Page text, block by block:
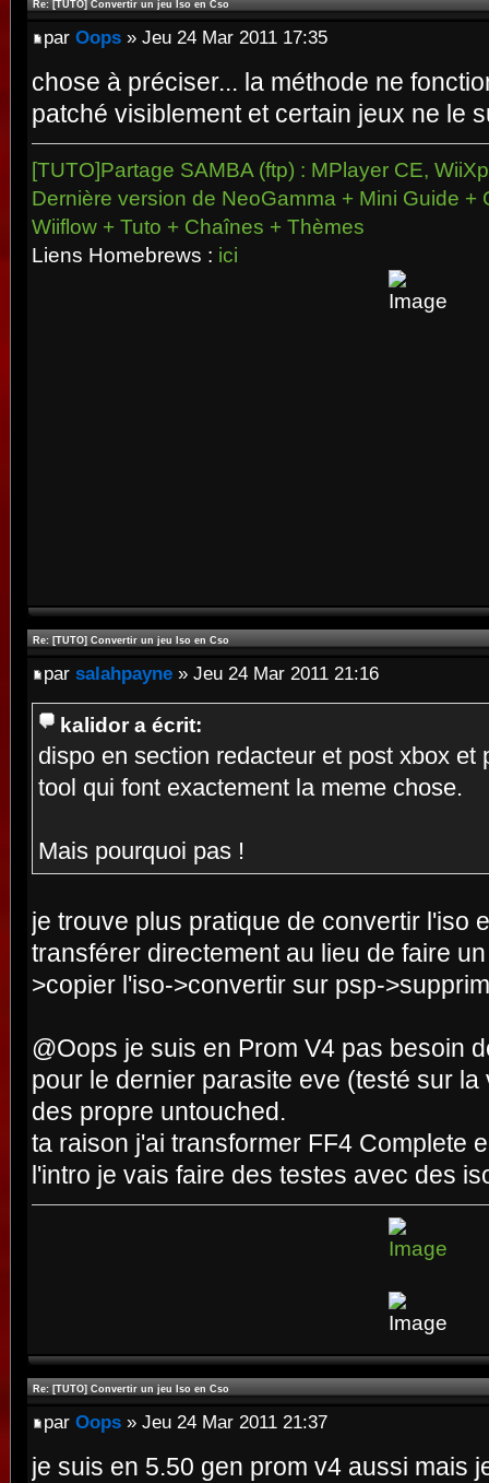
Re: [TUTO] Convertir un jeu Iso en Cso
par Oops » Jeu 24 Mar 2011 17:35
chose à préciser... la méthode ne
patché visiblement et certain jeux ne le
[TUTO]Partage SAMBA (ftp) : MPlayer CE,
Dernière version de NeoGamma + Mini Guide +
Wiiflow + Tuto + Chaînes + Thèmes
Liens Homebrews : ici
Re: [TUTO] Convertir un jeu Iso en Cso
par salahpayne » Jeu 24 Mar 2011 21:16
kalidor a écrit:
dispo en section redacteur et post xbox et
tool qui font exactement la meme chose.
Mais pourquoi pas !
je trouve plus pratique de convertir l'iso
transférer directement au lieu de faire
>copier l'iso->convertir sur psp-
@Oops je suis en Prom V4 pas besoin
pour le dernier parasite eve (testé sur
des propre untouched.
ta raison j'ai transformer FF4 Complete
l'intro je vais faire des testes avec des
Re: [TUTO] Convertir un jeu Iso en Cso
par Oops » Jeu 24 Mar 2011 21:37
je suis en 5.50 gen prom v4 aussi mais